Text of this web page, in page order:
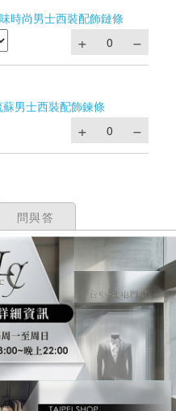
時尚男士西裝配飾鏈條
男士西裝配飾鍊條
問與答